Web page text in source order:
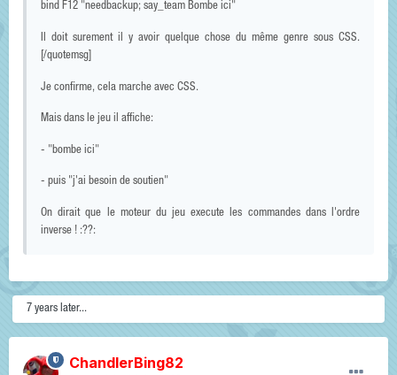
bind F12 "needbackup; say_team Bombe ici"
Il doit surement il y avoir quelque chose du même genre sous CSS.
[/quotemsg]
Je confirme, cela marche avec CSS.
Mais dans le jeu il affiche:
- "bombe ici"
- puis "j'ai besoin de soutien"
On dirait que le moteur du jeu execute les commandes dans l'ordre
inverse ! :??:
7 years later...
ChandlerBing82